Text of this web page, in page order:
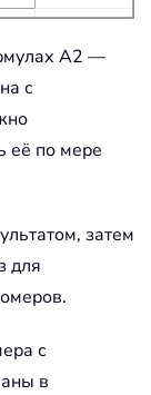
A2 —
с
её по мере
затем
для
с
в